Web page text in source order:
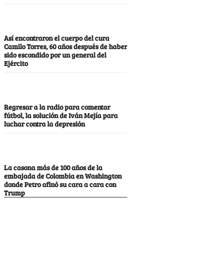
Así encontraron el cuerpo del cura
Camilo Torres, 60 años después de haber
sido escondido por un general del
Ejército
Regresar a la radio para comentar
fútbol, la solución de Iván Mejía para
luchar contra la depresión
La casona más de 100 años de la
embajada de Colombia en Washington
donde Petro afinó su cara a cara con
Trump